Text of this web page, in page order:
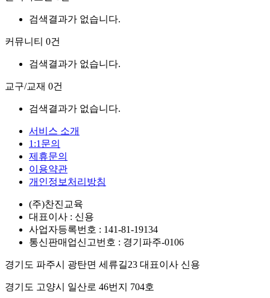
검색결과가 없습니다.
커뮤니티 0건
검색결과가 없습니다.
교구/교재 0건
검색결과가 없습니다.
서비스 소개
1:1문의
제휴문의
이용약관
개인정보처리방침
(주)찬진교육
대표이사 : 신용
사업자등록번호 : 141-81-19134
통신판매업신고번호 : 경기파주-0106
경기도 파주시 광탄면 세류길23 대표이사 신용
경기도 고양시 일산로 46번지 704호